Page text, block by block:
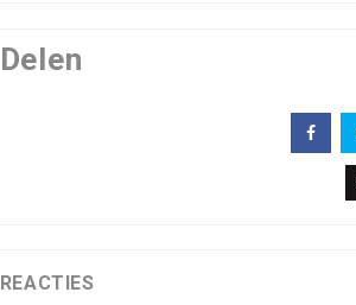
Delen
REACTIES